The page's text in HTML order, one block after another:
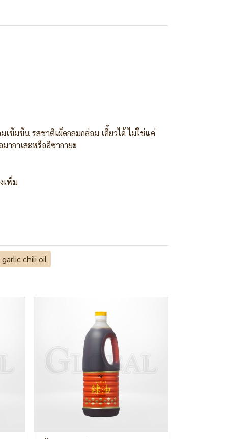
ข้มข้น รสชาติเผ็ดกลมกล่อม เคี้ยวได้ ไม่ใช่แค่
ากาเสะหรืออิซากายะ
เพิ่ม
garlic chili oil